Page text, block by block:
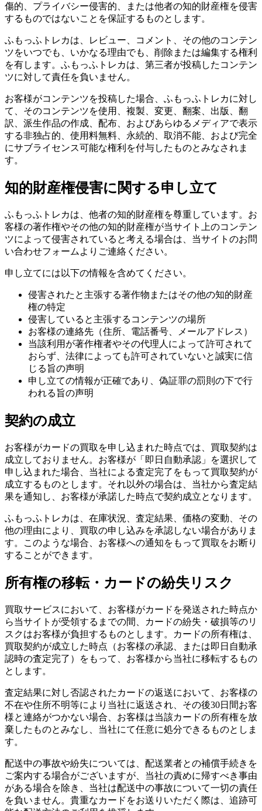
傷的、プライバシー侵害的、または他者の知的財産権を侵害
するものではないことを保証するものとします。
ふもっふトレカは、レビュー、コメント、その他のコンテン
ツをいつでも、いかなる理由でも、削除または編集する権利
を有します。ふもっふトレカは、第三者が投稿したコンテン
ツに対して責任を負いません。
お客様がコンテンツを投稿した場合、ふもっふトレカに対し
て、そのコンテンツを使用、複製、変更、翻案、出版、翻
訳、派生作品の作成、配布、およびあらゆるメディアで表示
する非独占的、使用料無料、永続的、取消不能、および完全
にサブライセンス可能な権利を付与したものとみなされま
す。
知的財産権侵害に関する申し立て
ふもっふトレカは、他者の知的財産権を尊重しています。お
客様の著作権やその他の知的財産権が当サイト上のコンテン
ツによって侵害されていると考える場合は、当サイトのお問
い合わせフォームよりご連絡ください。
申し立てには以下の情報を含めてください。
侵害されたと主張する著作物またはその他の知的財産
権の特定
侵害していると主張するコンテンツの場所
お客様の連絡先（住所、電話番号、メールアドレス）
当該利用が著作権者やその代理人によって許可されて
おらず、法律によっても許可されていないと誠実に信
じる旨の声明
申し立ての情報が正確であり、偽証罪の罰則の下で行
われる旨の声明
契約の成立
お客様がカードの買取を申し込まれた時点では、買取契約は
成立しておりません。お客様が「即日自動承認」を選択して
申し込まれた場合、当社による査定完了をもって買取契約が
成立するものとします。それ以外の場合は、当社から査定結
果を通知し、お客様が承諾した時点で契約成立となります。
ふもっふトレカは、在庫状況、査定結果、価格の変動、その
他の理由により、買取の申し込みを承認しない場合がありま
す。このような場合、お客様への通知をもって買取をお断り
することができます。
所有権の移転・カードの紛失リスク
買取サービスにおいて、お客様がカードを発送された時点か
ら当サイトが受領するまでの間、カードの紛失・破損等のリ
スクはお客様が負担するものとします。カードの所有権は、
買取契約が成立した時点（お客様の承認、または即日自動承
認時の査定完了）をもって、お客様から当社に移転するもの
とします。
査定結果に対し否認されたカードの返送において、お客様の
不在や住所不明等により当社に返送され、その後30日間お客
様と連絡がつかない場合、お客様は当該カードの所有権を放
棄したものとみなし、当社にて任意に処分できるものとしま
す。
配送中の事故や紛失については、配送業者との補償手続きを
ご案内する場合がございますが、当社の責めに帰すべき事由
がある場合を除き、当社は配送中の事故について一切の責任
を負いません。貴重なカードをお送りいただく際は、追跡可